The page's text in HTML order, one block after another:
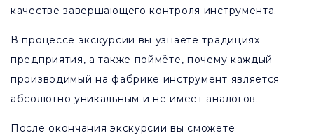
качестве завершающего контроля инструмента.
В процессе экскурсии вы узнаете традициях
предприятия, а также поймёте, почему каждый
производимый на фабрике инструмент является
абсолютно уникальным и не имеет аналогов.
После окончания экскурсии вы сможете